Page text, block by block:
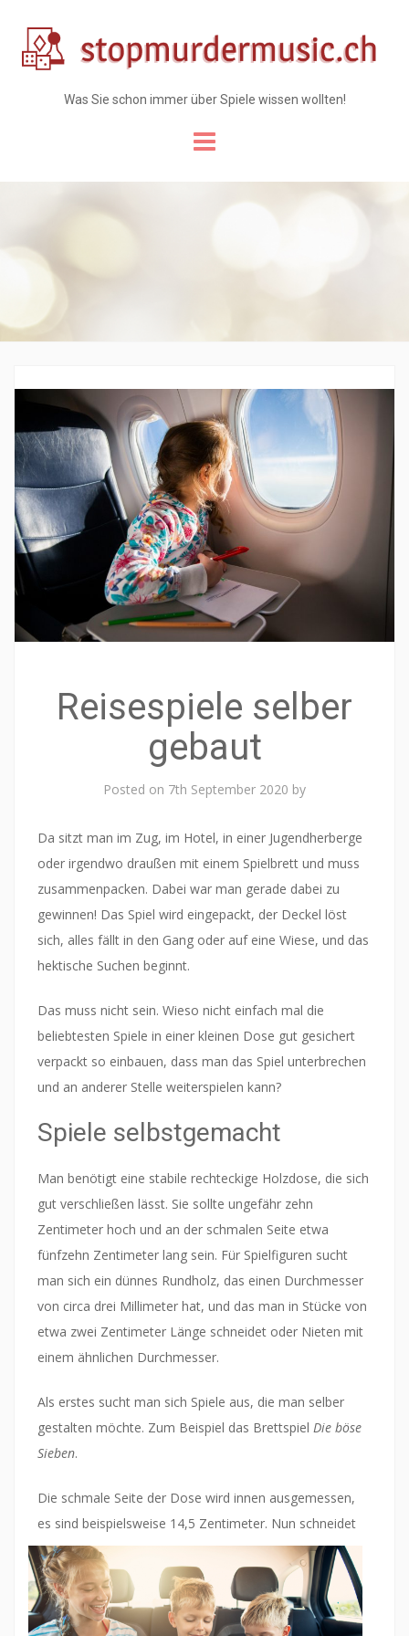
Was Sie schon immer über Spiele wissen wollten!
Reisespiele selber
gebaut
Posted on 7th September 2020 by
Da sitzt man im Zug, im Hotel, in einer Jugendherberge
oder irgendwo draußen mit einem Spielbrett und muss
zusammenpacken. Dabei war man gerade dabei zu
gewinnen! Das Spiel wird eingepackt, der Deckel löst
sich, alles fällt in den Gang oder auf eine Wiese, und das
hektische Suchen beginnt.
Das muss nicht sein. Wieso nicht einfach mal die
beliebtesten Spiele in einer kleinen Dose gut gesichert
verpackt so einbauen, dass man das Spiel unterbrechen
und an anderer Stelle weiterspielen kann?
Spiele selbstgemacht
Man benötigt eine stabile rechteckige Holzdose, die sich
gut verschließen lässt. Sie sollte ungefähr zehn
Zentimeter hoch und an der schmalen Seite etwa
fünfzehn Zentimeter lang sein. Für Spielfiguren sucht
man sich ein dünnes Rundholz, das einen Durchmesser
von circa drei Millimeter hat, und das man in Stücke von
etwa zwei Zentimeter Länge schneidet oder Nieten mit
einem ähnlichen Durchmesser.
Als erstes sucht man sich Spiele aus, die man selber
gestalten möchte. Zum Beispiel das Brettspiel Die böse
Sieben.
Die schmale Seite der Dose wird innen ausgemessen,
es sind beispielsweise 14,5 Zentimeter. Nun schneidet